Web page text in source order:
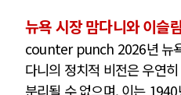
뉴욕 시장 맘다니와 이슬
counter punch 2026년 뉴
다니의 정치적 비전은 우연
분리될 수 없으며, 이는